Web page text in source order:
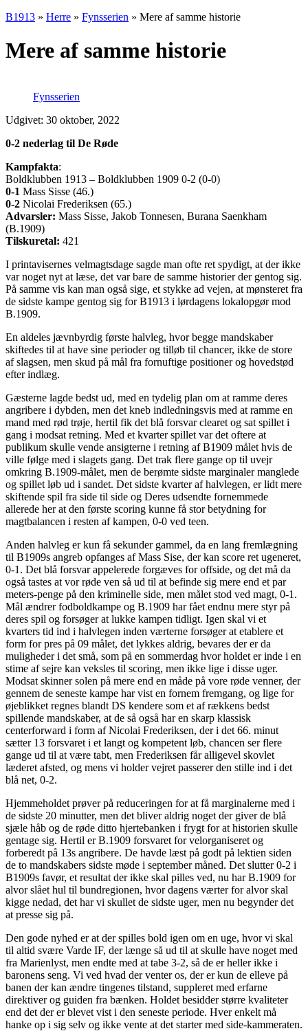
B1913 » Herre » Fynsserien » Mere af samme historie
Mere af samme historie
Fynsserien
Udgivet: 30 oktober, 2022
0-2 nederlag til De Røde
Kampfakta:
Boldklubben 1913 – Boldklubben 1909 0-2 (0-0)
0-1 Mass Sisse (46.)
0-2 Nicolai Frederiksen (65.)
Advarsler: Mass Sisse, Jakob Tonnesen, Burana Saenkham
(B.1909)
Tilskuretal: 421
I printavisernes velmagtsdage sagde man ofte ret spydigt, at der ikke
var noget nyt at læse, det var bare de samme historier der gentog sig.
På samme vis kan man også sige, et stykke ad vejen, at mønsteret fra
de sidste kampe gentog sig for B1913 i lørdagens lokalopgør mod
B.1909.
En aldeles jævnbyrdig første halvleg, hvor begge mandskaber
skiftedes til at have sine perioder og tilløb til chancer, ikke de store
af slagsen, men skud på mål fra fornuftige positioner og hovedstød
efter indlæg.
Gæsterne lagde bedst ud, med en tydelig plan om at ramme deres
angribere i dybden, men det kneb indledningsvis med at ramme en
mand med rød trøje, hertil fik det blå forsvar clearet og sat spillet i
gang i modsat retning. Med et kvarter spillet var det oftere at
publikum skulle vende ansigterne i retning af B1909 målet hvis de
ville følge med i slagets gang. Det trak flere gange op til uvejr
omkring B.1909-målet, men de berømte sidste marginaler manglede
og spillet løb ud i sandet. Det sidste kvarter af halvlegen, er lidt mere
skiftende spil fra side til side og Deres udsendte fornemmede
allerede her at den første scoring kunne få stor betydning for
magtbalancen i resten af kampen, 0-0 ved teen.
Anden halvleg er kun få sekunder gammel, da en lang fremlægning
til B1909s angreb opfanges af Mass Sise, der kan score ret ugeneret,
0-1. Det blå forsvar appelerede forgæves for offside, og det må da
også tastes at vor røde ven så ud til at befinde sig mere end et par
meters-penge på den kriminelle side, men målet stod ved magt, 0-1.
Mål ændrer fodboldkampe og B.1909 har fået endnu mere styr på
deres spil og forsøger at lukke kampen tidligt. Igen skal vi et
kvarters tid ind i halvlegen inden værterne forsøger at etablere et
form for pres på 09 målet, det lykkes aldrig, bevares der er da
muligheder i det små, som på en sommerdag hvor holdet er inde i en
stime af sejre kan veksles til scoring, men ikke lige i disse uger.
Modsat skinner solen på mere end en måde på vore røde venner, der
gennem de seneste kampe har vist en fornem fremgang, og lige for
øjeblikket regnes blandt DS kendere som et af rækkens bedst
spillende mandskaber, at de så også har en skarp klassisk
centerforward i form af Nicolai Frederiksen, der i det 66. minut
sætter 13 forsvaret i et langt og kompetent løb, chancen ser flere
gange ud til at være tabt, men Frederiksen får alligevel skovlet
læderet afsted, og mens vi holder vejret passerer den stille ind i det
blå net, 0-2.
Hjemmeholdet prøver på reduceringen for at få marginalerne med i
de sidste 20 minutter, men det bliver aldrig noget der giver de blå
sjæle håb og de røde ditto hjertebanken i frygt for at historien skulle
gentage sig. Hertil er B.1909 forsvaret for velorganiseret og
forberedt på 13s angribere. De havde læst på godt på lektien siden
de to mandskabers sidste møde i september måned. Det slutter 0-2 i
B1909s favør, et resultat der ikke skal pilles ved, nu har B.1909 for
alvor slået hul til bundregionen, hvor dagens værter for alvor skal
kigge nedad, det har vi skullet de sidste uger, men nu begynder det
at presse sig på.
Den gode nyhed er at der spilles bold igen om en uge, hvor vi skal
til altid svære Varde IF, der længe så ud til at skulle have noget med
fra Marienlyst, men endte med at tabe 3-2, så de er heller ikke i
baronens seng. Vi ved hvad der venter os, der er kun de elleve på
banen der kan ændre tingenes tilstand, suppleret med erfarne
direktiver og guiden fra bænken. Holdet besidder større kvaliteter
end det der er blevet vist i den seneste periode. Hver enkelt må
hanke op i sig selv og ikke vente at det starter med side-kammeraten.